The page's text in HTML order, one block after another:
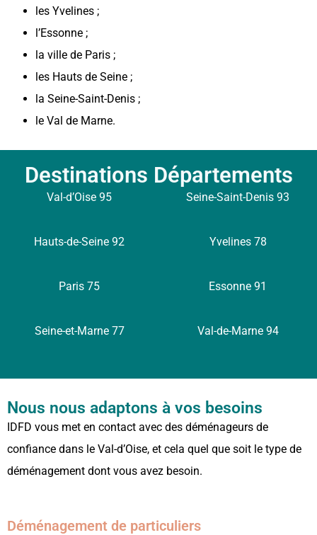
les Yvelines ;
l’Essonne ;
la ville de Paris ;
les Hauts de Seine ;
la Seine-Saint-Denis ;
le Val de Marne.
Destinations Départements
Val-d’Oise 95
Hauts-de-Seine 92
Paris 75
Seine-et-Marne 77
Seine-Saint-Denis 93
Yvelines 78
Essonne 91
Val-de-Marne 94
Nous nous adaptons à vos besoins
IDFD vous met en contact avec des déménageurs de
confiance dans le Val-d’Oise, et cela quel que soit le type de
déménagement dont vous avez besoin.
Déménagement de particuliers